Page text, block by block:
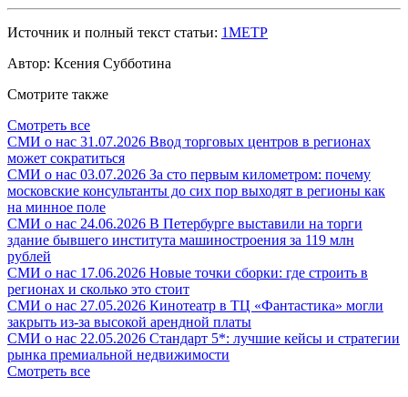
Источник и полный текст статьи: 1МЕТР
Автор: Ксения Субботина
Смотрите также
Смотреть все
СМИ о нас 31.07.2026 Ввод торговых центров в регионах
может сократиться
СМИ о нас 03.07.2026 За сто первым километром: почему
московские консультанты до сих пор выходят в регионы как
на минное поле
СМИ о нас 24.06.2026 В Петербурге выставили на торги
здание бывшего института машиностроения за 119 млн
рублей
СМИ о нас 17.06.2026 Новые точки сборки: где строить в
регионах и сколько это стоит
СМИ о нас 27.05.2026 Кинотеатр в ТЦ «Фантастика» могли
закрыть из-за высокой арендной платы
СМИ о нас 22.05.2026 Стандарт 5*: лучшие кейсы и стратегии
рынка премиальной недвижимости
Смотреть все